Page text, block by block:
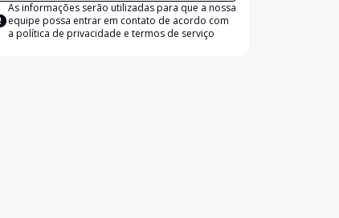
As informações serão utilizadas para que a nossa
equipe possa entrar em contato de acordo com
a política de privacidade e termos de serviço